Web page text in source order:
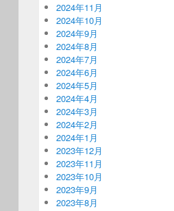
2024年11月
2024年10月
2024年9月
2024年8月
2024年7月
2024年6月
2024年5月
2024年4月
2024年3月
2024年2月
2024年1月
2023年12月
2023年11月
2023年10月
2023年9月
2023年8月